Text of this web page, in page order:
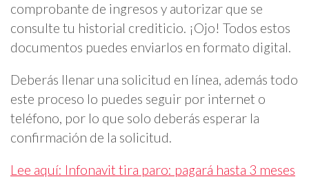
comprobante de ingresos y autorizar que se
consulte tu historial crediticio. ¡Ojo! Todos estos
documentos puedes enviarlos en formato digital.
Deberás llenar una solicitud en línea, además todo
este proceso lo puedes seguir por internet o
teléfono, por lo que solo deberás esperar la
confirmación de la solicitud.
Lee aquí: Infonavit tira paro: pagará hasta 3 meses